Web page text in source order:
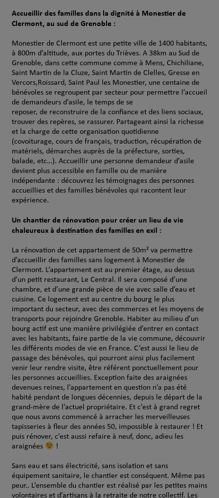
Accueillir des familles dans la dignité à Monestier de
Clermont, au sud de Grenoble :
Monestier de Clermont est une petite ville de 1400 habitants,
à 800m d’altitude, aux portes du Trièves. A 38km au Sud de
Grenoble, dans cette commune comme à Mens, Chichiliane,
Saint Martin de la Cluze, Saint Martin de Clelles, Gresse en
Vercors,Roissard, Saint Paul les Monestier, une centaine de
bénévoles se regroupent par secteur pour permettre l’accueil
de demandeurs d’asile, le temps de se
reposer, de reconstruire de la confiance et des liens sociaux,
trouver des repères, se rassurer. Partageant ainsi la richesse
et la charge de cette organisation quotidienne
(covoiturage, cours de français, traduction, récupération de
matériels, démarches auprès de la préfecture, sorties,
balade, etc…). Accueillir une personne demandeur d’asile
devient plus accessible en famille ou de manière
indépendante : découvrez les témoignages des personnes
accueillies et des familles bénévoles qui racontent leur
expérience.
Un chantier de rénovation pour créer un lieu de vie
chaleureux à destination des familles en exil :
La rénovation de cet appartement de 50m² va permettre
d’accueillir des familles sans logement à Monestier de
Clermont. L’appartement est au premier étage, au dessus
d’un petit restaurant, Le Central. Il sera composé d’une
chambre, et d’une grande pièce de vie avec salle d’eau et
cuisine. Ce logement est au centre du bourg le plus
important du secteur, avec des commerces et les moyens de
transports pour rejoindre Grenoble. Habiter au milieu d’un
bourg actif est une manière privilégiée d’entrer en contact
avec les habitants, faire partie de la vie commune, découvrir
les différents modes de vie en France. C’est aussi le lieu de
passage des bénévoles, qui pourront ainsi plus facilement
venir leur rendre visite, être référent ponctuellement pour
les personnes accueillies. Exception faite des araignées
devenues reines, l’appartement en question n’a pas été
habité pendant de longues décennies, depuis le départ de la
grand-mère de l’actuel propriétaire. Et c’est à grand regret
que nous avons commencé à arracher les merveilleuses
tapisseries à fleur des années 50, impossible à restaurer ! Et
puis rénover, c’est aussi refaire à neuf, donc, adieu les
araignées
!
Sans eau et sans électricité, sans isolation et sans
équipement sanitaire, le chantier est conséquent. Même pas
peur.. L’ensemble du chantier est réalisé par les petites mains
volontaires et d’artisans à la retraite de notre collectif. Les